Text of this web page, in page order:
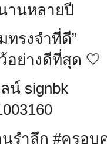
านหลายปี
ทรงจำที่ดี”
อย่างดีที่สุด 🤍
น์ signbk
นรำลึก #ครอ